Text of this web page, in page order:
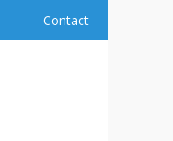
Contact